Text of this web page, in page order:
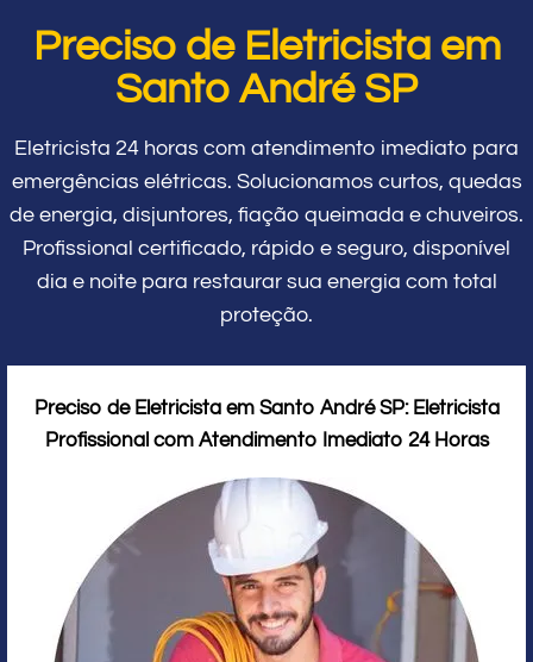
Preciso de Eletricista em
Santo André SP
Eletricista 24 horas com atendimento imediato para
emergências elétricas. Solucionamos curtos, quedas
de energia, disjuntores, fiação queimada e chuveiros.
Profissional certificado, rápido e seguro, disponível
dia e noite para restaurar sua energia com total
proteção.
Preciso de Eletricista em Santo André SP: Eletricista
Profissional com Atendimento Imediato 24 Horas